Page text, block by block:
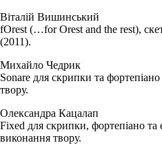
Віталій Вишинський
fOrest (…for Orest and the rest),
(2011).
Михайло Чедрик
Sonare для скрипки та
твору.
Олександра Кацалап
Fixed для скрипки, фортепіано
виконання твору.